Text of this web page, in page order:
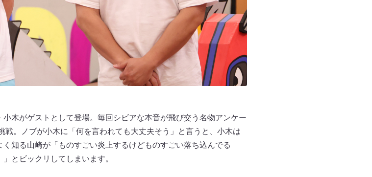
木がゲストとして登場。毎回シビアな本音が飛び交う名物アンケー
戦。ノブが小木に「何を言われても大丈夫そう」と言うと、小木は
く知る山崎が「ものすごい炎上するけどものすごい落ち込んでる
とビックリしてしまいます。